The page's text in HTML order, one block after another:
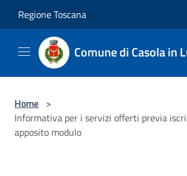
Regione Toscana
Comune di Casola in
Home >
Informativa per i servizi offerti previa
apposito modulo